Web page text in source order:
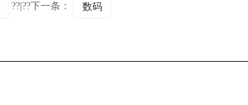
??|??下一条： 数码